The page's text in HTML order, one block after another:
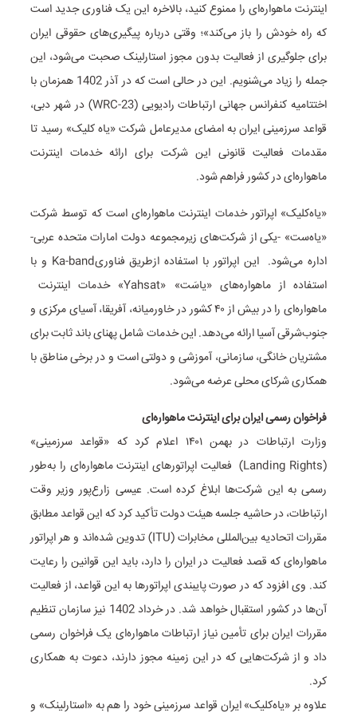
اینترنت ماهواره‌ای را ممنوع کنید، بالاخره این یک فناوری جدید است
که راه خودش را باز می‌کند»؛ وقتی درباره پیگیری‌های حقوقی ایران
برای جلوگیری از فعالیت بدون مجوز استارلینک صحبت می‌شود، این
جمله را زیاد می‌شنویم. این در حالی است که در آذر 1402 همزمان با
اختتامیه کنفرانس جهانی ارتباطات رادیویی (WRC-23) در شهر دبی،
قواعد سرزمینی ایران به امضای مدیرعامل شرکت «یاه کلیک» رسید تا
مقدمات فعالیت قانونی این شرکت برای ارائه خدمات اینترنت
ماهواره‌ای در کشور فراهم شود.
«یاه‌کلیک» اپراتور خدمات اینترنت ماهواره‌ای است که توسط شرکت
«یاه‌ست» -یکی از شرکت‌های زیرمجموعه دولت امارات متحده عربی-
اداره می‌شود. این اپراتور با استفاده ازطریق فناوریKa-band و با
استفاده از ماهواره‌های «یاسَت» «Yahsat» خدمات اینترنت
ماهواره‌ای را در بیش از ۴۰ کشور در خاورمیانه، آفریقا، آسیای مرکزی و
جنوب‌شرقی آسیا ارائه می‌دهد. این خدمات شامل پهنای باند ثابت برای
مشتریان خانگی، سازمانی، آموزشی و دولتی است و در برخی مناطق با
همکاری شرکای محلی عرضه می‌شود.
فراخوان رسمی ایران برای اینترنت ماهواره‌ای
وزارت ارتباطات در بهمن ۱۴۰۱ اعلام کرد که «قواعد سرزمینی»
(Landing Rights) فعالیت اپراتورهای اینترنت ماهواره‌ای را به‌طور
رسمی به این شرکت‌ها ابلاغ کرده است. عیسی زارع‌پور وزیر وقت
ارتباطات، در حاشیه جلسه هیئت دولت تأکید کرد که این قواعد مطابق
مقررات اتحادیه بین‌المللی مخابرات (ITU) تدوین شده‌اند و هر اپراتور
ماهواره‌ای که قصد فعالیت در ایران را دارد، باید این قوانین را رعایت
کند. وی افزود که در صورت پایبندی اپراتورها به این قواعد، از فعالیت
آن‌ها در کشور استقبال خواهد شد. در خرداد 1402 نیز سازمان تنظیم
مقررات ایران برای تأمین نیاز ارتباطات ماهواره‌ای یک فراخوان رسمی
داد و از شرکت‌هایی که در این زمینه مجوز دارند، دعوت به همکاری
کرد.
علاوه بر «یاه‌کلیک» ایران قواعد سرزمینی خود را هم به «استارلینک» و